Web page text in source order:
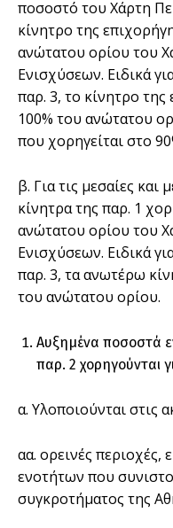
ποσοστό του Χάρτη
κίνητρο της
ανώτατου ορίου του
Ενισχύσεων. Ειδικά
παρ. 3, το κίνητρο
100% του ανώτατου
που χορηγείται στο
β. Για τις μεσαίες και
κίνητρα της παρ. 1
ανώτατου ορίου του
Ενισχύσεων. Ειδικά
παρ. 3, τα ανωτέρω
του ανώτατου ορίου.
Αυξημένα ποσοστά
παρ. 2 χορηγούνται
α. Υλοποιούνται στις
αα. ορεινές
ενοτήτων που
συγκροτήματος της